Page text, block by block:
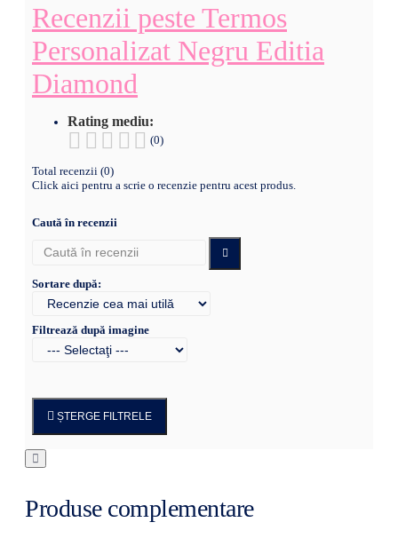
Recenzii peste Termos
Personalizat Negru Editia
Diamond
Rating mediu:
(0)
Total recenzii (0)
Click aici pentru a scrie o recenzie pentru acest produs.
Caută în recenzii
Sortare după:
Filtrează după imagine
ȘTERGE FILTRELE
Produse complementare